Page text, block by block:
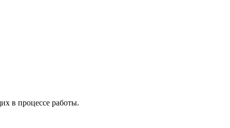
в процессе работы.